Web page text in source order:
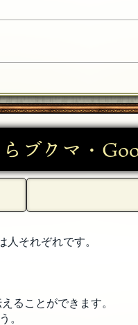
ブクマ・
それぞれです。
えることができます。
。